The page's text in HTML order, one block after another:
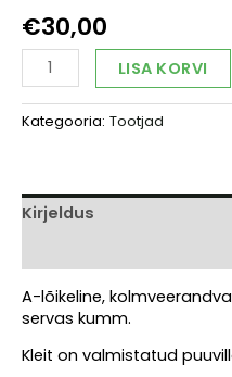
€30,00
Rabav
roosa-
hallide
kujunditega
kogus
LISA KORVI
Alternative:
Kategooria: Tootjad
Kirjeldus
A-lõikeline,
servas kumm.
Kleit on valmistatud